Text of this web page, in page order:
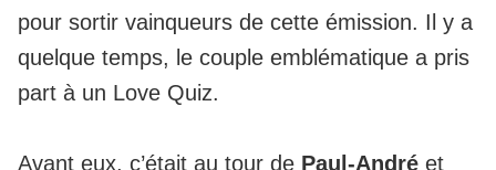
pour sortir vainqueurs de cette émission. Il y a
quelque temps, le couple emblématique a pris
part à un Love Quiz.
Avant eux, c’était au tour de Paul-André et